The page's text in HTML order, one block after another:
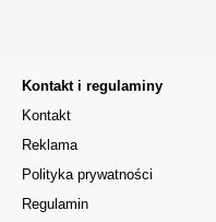
Kontakt i regulaminy
Kontakt
Reklama
Polityka prywatności
Regulamin